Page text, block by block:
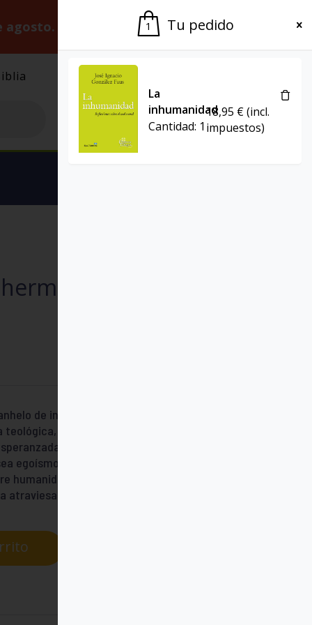
agosto. Gracias por la paciencia.
de infinitud. José Ignacio González
que no ve en el hombre una
Imagen de Dios, pero
egoísmo y un amor que no esclavice. A
y divinidad, la santidad, el
la vida cotidiana.
1 Tu pedido
La
inhumanidad
Cantidad: 1
18,95 €(incl.
impuestos)